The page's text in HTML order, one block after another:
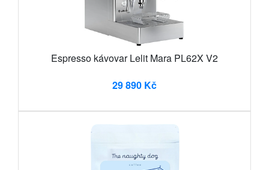
Espresso kávovar Lelit Mara PL62X V2
29 890 Kč